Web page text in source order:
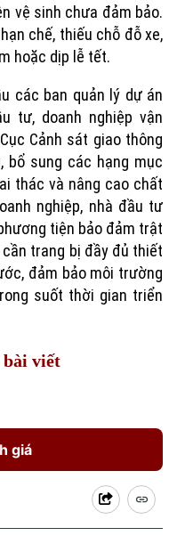
vệ sinh chưa đảm bảo.
chế, thiếu chỗ đỗ xe,
hoặc dịp lễ tết.
các ban quản lý dự án
tư, doanh nghiệp vận
Cảnh sát giao thông
bổ sung các hạng mục
thác và nâng cao chất
nghiệp, nhà đầu tư
tiện bảo đảm trật
trang bị đầy đủ thiết
đảm bảo môi trường
suốt thời gian triển
bài viết
giá